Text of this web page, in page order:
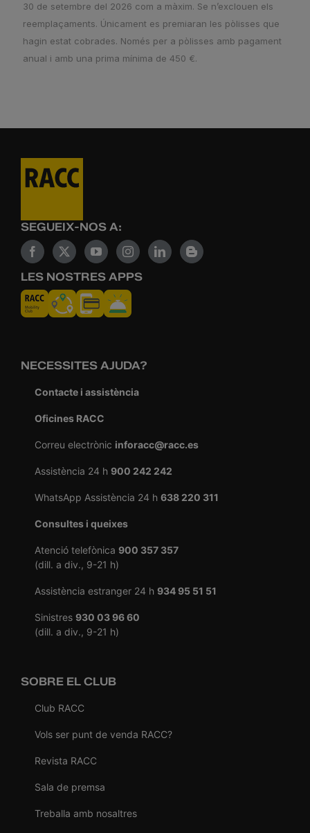
30 de setembre del 2026 com a màxim. Se n’exclouen els
reemplaçaments. Únicament es premiaran les pòlisses que
hagin estat cobrades. Només per a pòlisses amb pagament
anual i amb una prima mínima de 450 €.
SEGUEIX-NOS A:
LES NOSTRES APPS
NECESSITES AJUDA?
Contacte i assistència
Oficines RACC
Correu electrònic inforacc@racc.es
Assistència 24 h 900 242 242
WhatsApp Assistència 24 h 638 220 311
Consultes i queixes
Atenció telefònica 900 357 357
(dill. a div., 9-21 h)
Assistència estranger 24 h 934 95 51 51
Sinistres 930 03 96 60
(dill. a div., 9-21 h)
SOBRE EL CLUB
Club RACC
Vols ser punt de venda RACC?
Revista RACC
Sala de premsa
Treballa amb nosaltres